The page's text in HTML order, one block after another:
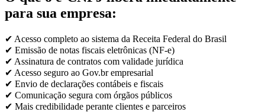
para sua empresa:
✔ Acesso completo ao sistema da Receita Federal do Brasil
✔ Emissão de notas fiscais eletrônicas (NF-e)
✔ Assinatura de contratos com validade jurídica
✔ Acesso seguro ao Gov.br empresarial
✔ Envio de declarações contábeis e fiscais
✔ Comunicação segura com órgãos públicos
✔ Mais credibilidade perante clientes e parceiros